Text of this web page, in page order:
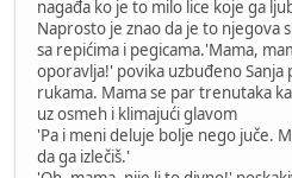
nagađa ko je to milo lice koje ga
Naprosto je znao da je to njegova
sa repićima i pegicama.'Mama,
oporavlja!' povika uzbuđeno Sanja
rukama. Mama se par trenutaka
uz osmeh i klimajući glavom
'Pa i meni deluje bolje nego juče.
da ga izlečiš.'